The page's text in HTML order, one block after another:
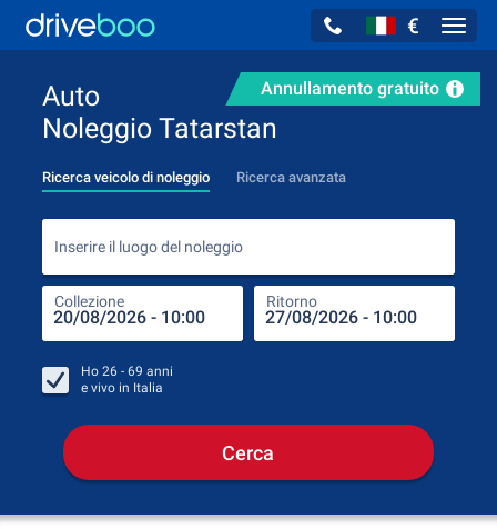
€
Annullamento gratuito
Auto
Noleggio Tatarstan
Ricerca veicolo di noleggio Ricerca avanzata
Inserire il luogo del noleggio
Collezione Ritorno
Ho 26 - 69 anni
e vivo in Italia
Cerca